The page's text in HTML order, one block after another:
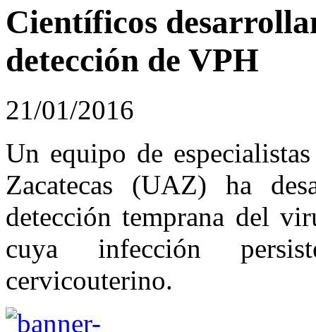
Científicos
detección de VPH
21/01/2016
Un equipo de
Zacatecas (UAZ) ha
detección temprana del
cuya infección
cervicouterino.